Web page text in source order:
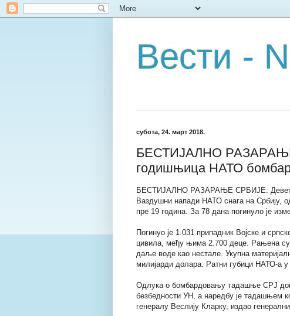
Вести -
субота, 24. март 2018.
БЕСТИЈАЛНО
годишњица НАТО
БЕСТИЈАЛНО РАЗАРАЊЕ СРБИЈЕ:
Ваздушни напади НАТО снага на
пре 19 година. За 78 дана погинуло је
Погинуо је 1.031 припадник Војске и
цивила, међу њима 2.700 деце. Рањена су
даље воде као нестале. Укупна
милијарди долара. Ратни губици НАТО-а
Одлука о бомбардовању тадашње СРЈ
безбедности УН, а наредбу је тадашњем
генералу Веслију Кларку, издао